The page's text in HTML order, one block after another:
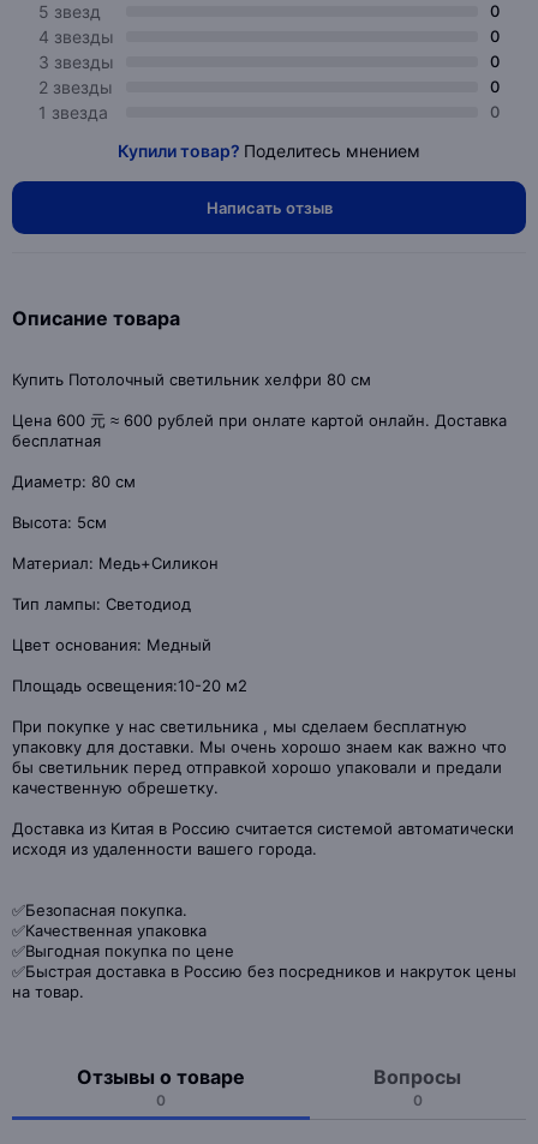
5 звезд
0
4 звезды 0
3 звезды 0
2 звезды 0
1 звезда 0
Купили товар? Поделитесь мнением
Написать отзыв
Описание товара
Купить Потолочный светильник хелфри 80 см
Цена 600 元 ≈ 600 рублей при онлате картой онлайн. Доставка
бесплатная
Диаметр: 80 см
Высота: 5см
Материал: Медь+Силикон
Тип лампы: Светодиод
Цвет основания: Медный
Площадь освещения:10-20 м2
При покупке у нас светильника , мы сделаем бесплатную
упаковку для доставки. Мы очень хорошо знаем как важно что
бы светильник перед отправкой хорошо упаковали и предали
качественную обрешетку.
Доставка из Китая в Россию считается системой автоматически
исходя из удаленности вашего города.
✅Безопасная покупка.
✅Качественная упаковка
✅Выгодная покупка по цене
✅Быстрая доставка в Россию без посредников и накруток цены
на товар.
Отзывы о товаре
0
Вопросы
0